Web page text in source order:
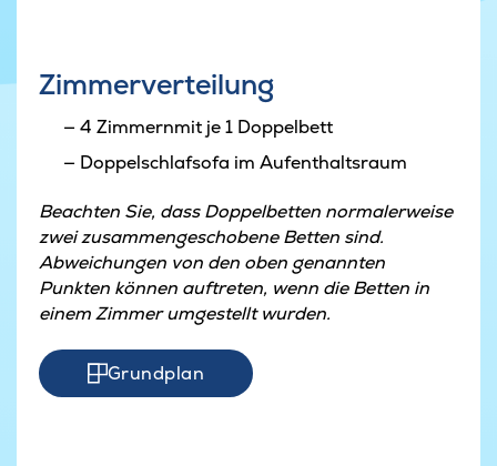
Zimmerverteilung
4 Zimmernmit je 1 Doppelbett
Doppelschlafsofa im Aufenthaltsraum
Beachten Sie, dass Doppelbetten normalerweise
zwei zusammengeschobene Betten sind.
Abweichungen von den oben genannten
Punkten können auftreten, wenn die Betten in
einem Zimmer umgestellt wurden.
Grundplan